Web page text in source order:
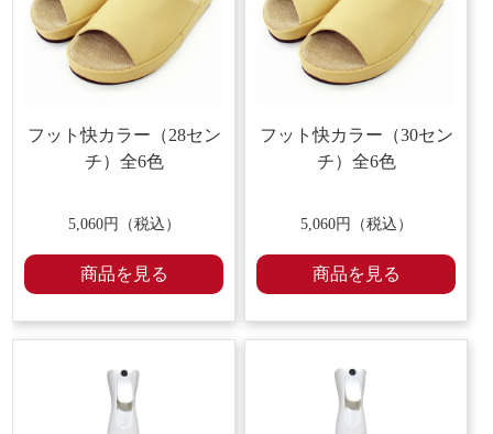
フット快カラー（28セン
チ）全6色
5,060円（税込）
商品を見る
フット快カラー（30セン
チ）全6色
5,060円（税込）
商品を見る